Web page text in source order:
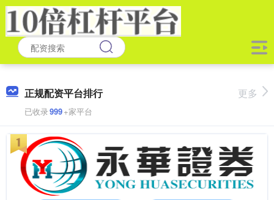
正规配资平台排行
已收录999+家平台
更多